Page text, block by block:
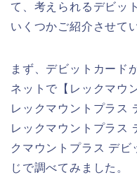
て、考えられるデビッ
いくつかご紹介させて
まず、デビットカード
ネットで【レックマウ
レックマウントプラス
レックマウントプラス
クマウントプラス デ
じで調べてみました。